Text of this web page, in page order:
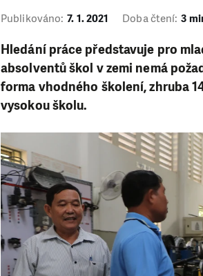
Publikováno: 7. 1. 2021 Doba čtení: 3
Hledání práce představuje pro
absolventů škol v zemi nemá
forma vhodného školení, zhruba
vysokou školu.